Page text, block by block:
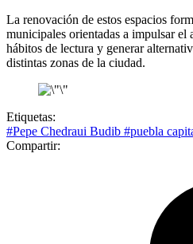
La renovación de estos espacios
municipales orientadas a impulsar el
hábitos de lectura y generar
distintas zonas de la ciudad.
Etiquetas:
#Pepe Chedraui Budib #puebla
Compartir: